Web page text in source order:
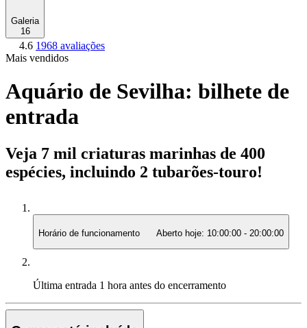
Galeria
16
4.6 1968 avaliações
Mais vendidos
Aquário de Sevilha: bilhete de
entrada
Veja 7 mil criaturas marinhas de 400
espécies, incluindo 2 tubarões-touro!
Horário de funcionamento Aberto hoje: 10:00:00 - 20:00:00
Última entrada 1 hora antes do encerramento